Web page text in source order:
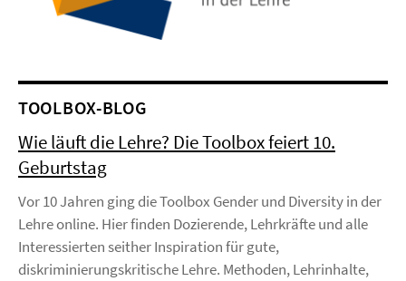
TOOLBOX-BLOG
Wie läuft die Lehre? Die Toolbox feiert 10.
Geburtstag
Vor 10 Jahren ging die Toolbox Gender und Diversity in der
Lehre online. Hier finden Dozierende, Lehrkräfte und alle
Interessierten seither Inspiration für gute,
diskriminierungskritische Lehre. Methoden, Lehrinhalte,